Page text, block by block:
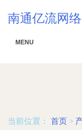
南通亿流网
MENU
当前位置： 首页 >